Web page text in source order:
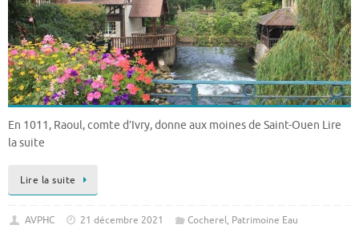
En 1011, Raoul, comte d’Ivry, donne aux moines de Saint-Ouen Lire
la suite
Lire la suite
AVPHC 21 décembre 2021 Cocherel, Patrimoine Eau